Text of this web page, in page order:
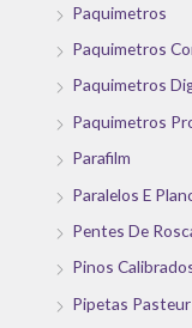
Paquimetros
Paquimetros
Paquimetros
Paquimetros
Parafilm
Paralelos E
Pentes De
Pinos
Pipetas Pasteur